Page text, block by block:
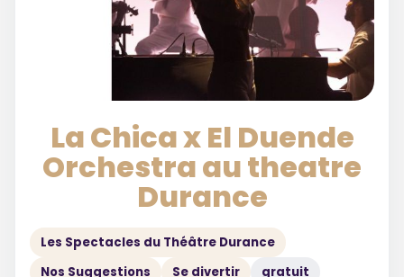
La Chica x El Duende
Orchestra au theatre
Durance
Les Spectacles du Théâtre Durance
Nos Suggestions
Se divertir gratuit